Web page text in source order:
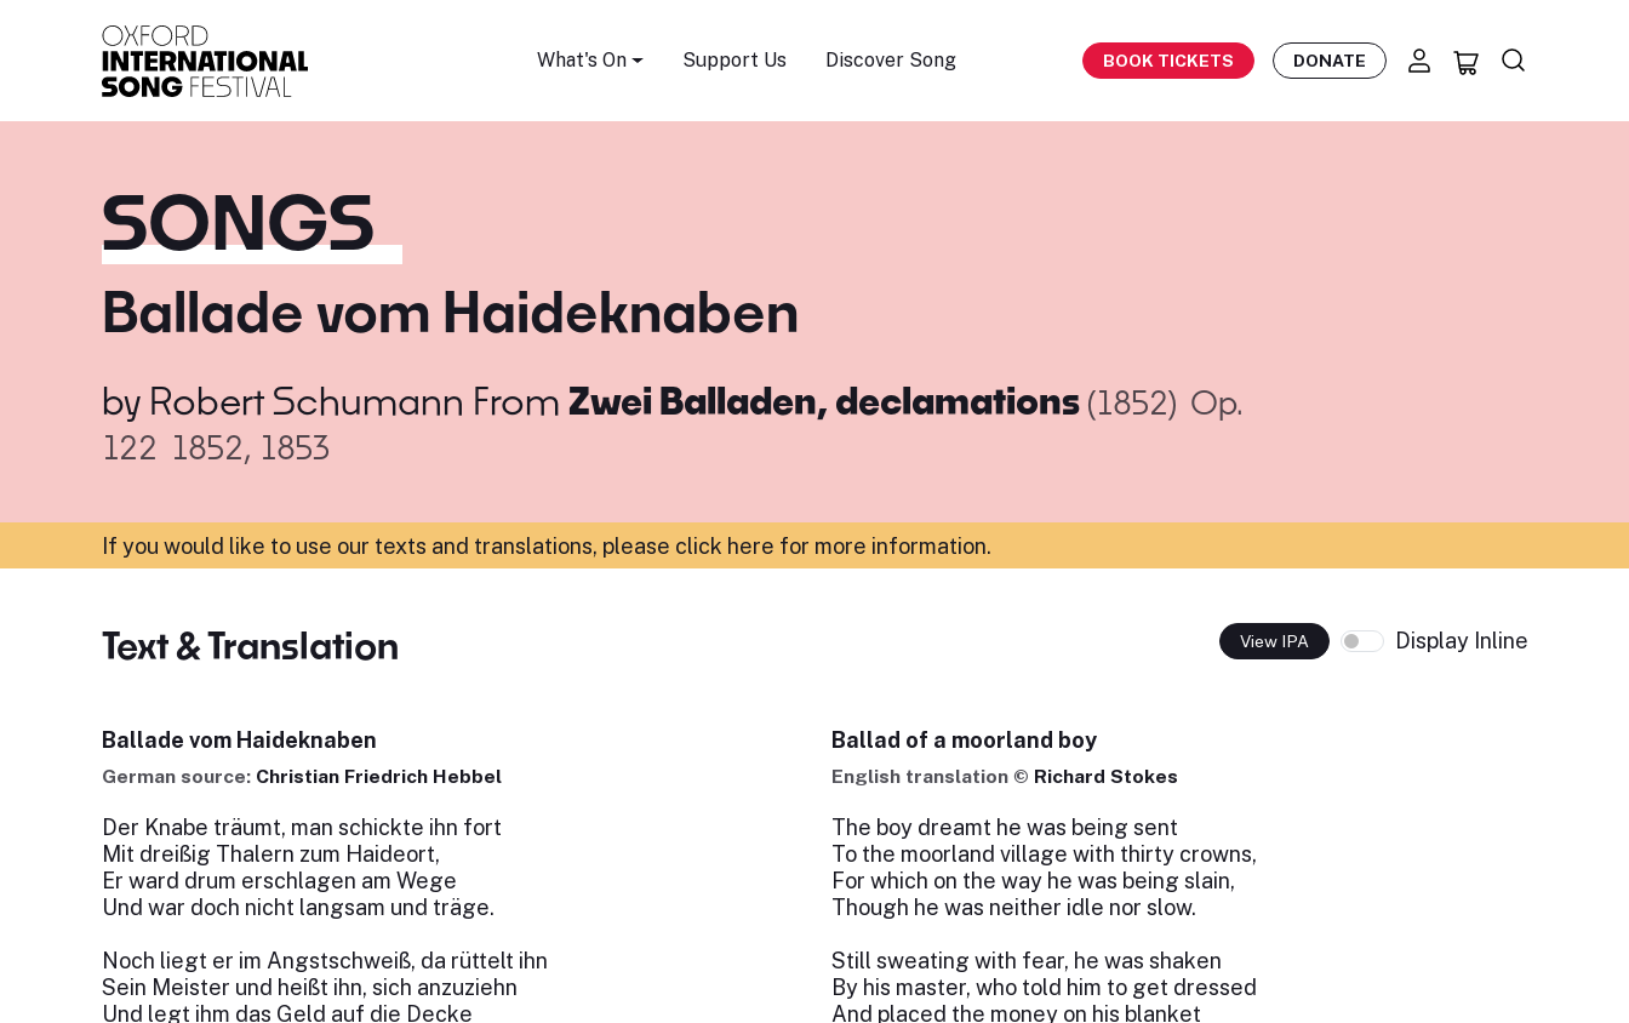
What's On Support Us Discover Song BOOK TICKETS DONATE
SONGS
Ballade vom Haideknaben
by Robert Schumann From Zwei Balladen, declamations (1852) Op.
122 1852, 1853
If you would like to use our texts and translations, please click here for more information.
Text & Translation View IPA Display Inline
Ballade vom Haideknaben
German source: Christian Friedrich Hebbel
Der Knabe träumt, man schickte ihn fort
Mit dreißig Thalern zum Haideort,
Er ward drum erschlagen am Wege
Und war doch nicht langsam und träge.
Noch liegt er im Angstschweiß, da rüttelt ihn
Sein Meister und heißt ihn, sich anzuziehn
Und legt ihm das Geld auf die Decke
Ballad of a moorland boy
English translation © Richard Stokes
The boy dreamt he was being sent
To the moorland village with thirty crowns,
For which on the way he was being slain,
Though he was neither idle nor slow.
Still sweating with fear, he was shaken
By his master, who told him to get dressed
And placed the money on his blanket